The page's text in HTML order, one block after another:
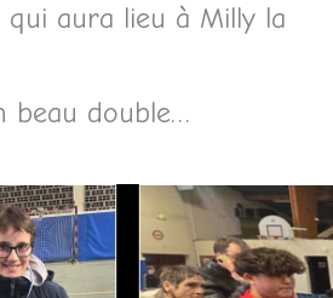
qui aura lieu à Milly la
beau double…